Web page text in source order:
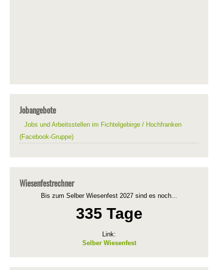
Jobangebote
Jobs und Arbeitsstellen im Fichtelgebirge / Hochfranken
(Facebook-Gruppe)
Wiesenfestrechner
Bis zum Selber Wiesenfest 2027 sind es noch...
335 Tage
Link:
Selber Wiesenfest